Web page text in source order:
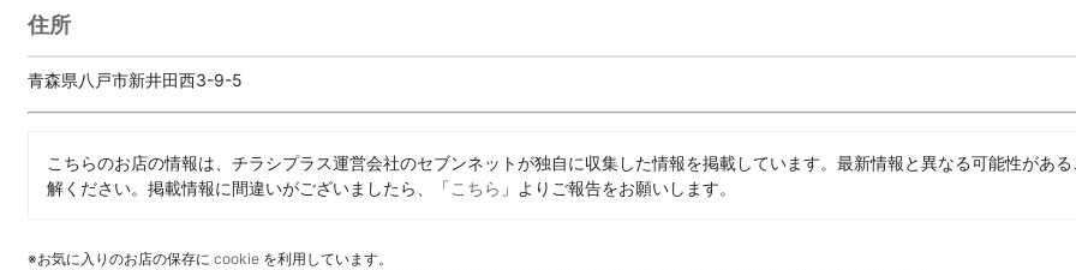
住所
青森県八戸市新井田西3-9-5
こちらのお店の情報は、チラシプラス運営会社のセブンネットが独自に収集した情報を掲載しています。最新情報と異なる可能性があ
解ください。掲載情報に間違いがございましたら、「こちら 」よりご報告をお願いします。
※お気に入りのお店の保存に cookie を利用しています。